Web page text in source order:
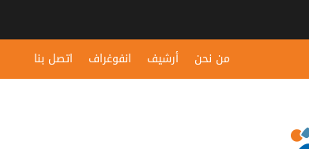
من نحن
أرشيف انفوغراف اتصل بنا